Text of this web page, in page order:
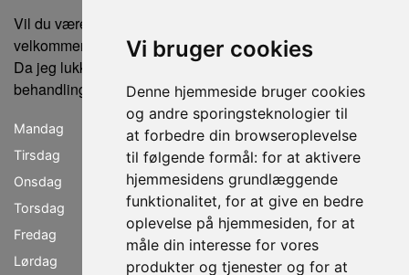
Vi bruger cookies
Denne hjemmeside bruger cookies
og andre sporingsteknologier til
at forbedre din browseroplevelse
til følgende formål: for at aktivere
hjemmesidens grundlæggende
funktionalitet, for at give en bedre
oplevelse på hjemmesiden, for at
måle din interesse for vores
produkter og tjenester og for at
Vil du være sikker på ikke at gå forgæves, er du altid
velkommen til at ringe eller sende en sms for tidsbestilling.
Da jeg lukker klinikken, når der ikke er bookede
behandlinger, kan der ikke købes produkter uden en aftale.
Mandag
lukket
Tirsdag
11.00 - 19.00
Onsdag
09.00 - 18.00
Torsdag
11.00 - 19.00
Fredag
09.00 - 18.00
Lørdag
09.00 - 15.00